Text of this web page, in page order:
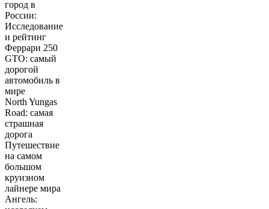
город в
России:
Исследование
и рейтинг
Феррари 250
GTO: самый
дорогой
автомобиль в
мире
North Yungas
Road: самая
страшная
дорога
Путешествие
на самом
большом
круизном
лайнере мира
Ангель: